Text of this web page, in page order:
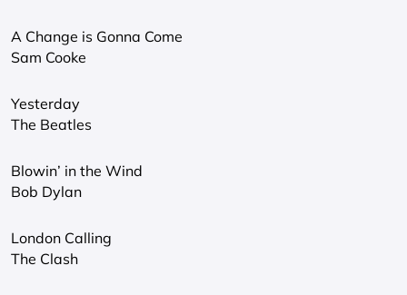
A Change is Gonna Come
Sam Cooke
Yesterday
The Beatles
Blowin’ in the Wind
Bob Dylan
London Calling
The Clash